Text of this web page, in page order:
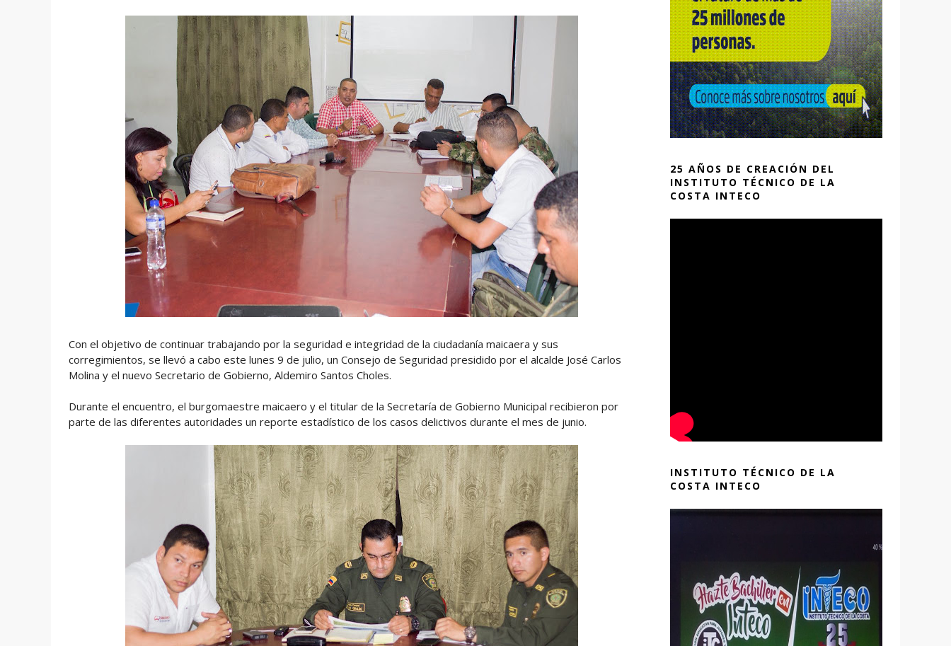
Con el objetivo de continuar trabajando por la seguridad e integridad de la ciudadanía maicaera y sus
corregimientos, se llevó a cabo este lunes 9 de julio, un Consejo de Seguridad presidido por el alcalde José Carlos
Molina y el nuevo Secretario de Gobierno, Aldemiro Santos Choles.
Durante el encuentro, el burgomaestre maicaero y el titular de la Secretaría de Gobierno Municipal recibieron por
parte de las diferentes autoridades un reporte estadístico de los casos delictivos durante el mes de junio.
25 AÑOS DE CREACIÓN DEL
INSTITUTO TÉCNICO DE LA
COSTA INTECO
INSTITUTO TÉCNICO DE LA
COSTA INTECO